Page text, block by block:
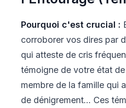
Pourquoi c'est crucial :
corroborer vos dires par
qui atteste de cris
témoigne de votre état
membre de la famille qui
de dénigrement... Ces